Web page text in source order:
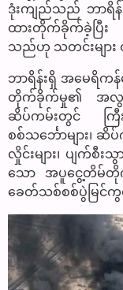
ဒုံးကျည်သည် ဘာရိ
ထားတိုက်ခိုက်ခဲ့ပြီး ပ
သည်ဟု သတင်းများ
ဘာရိန်းရှိ အမေရိကန်
တိုက်ခိုက်မှု၏ အလွန်
ဆိပ်ကမ်းတွင် ကြီး
စစ်သင်္ဘောများ၊
လှိုင်းများ၊ ပျက်စီ
သော အပူငွေ့တိမ်တို
ခေတ်သစ်စစ်ပွဲမြင်ကွ